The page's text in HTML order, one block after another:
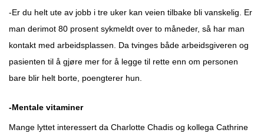
-Er du helt ute av jobb i tre uker kan veien tilbake bli vanskelig. Er
man derimot 80 prosent sykmeldt over to måneder, så har man
kontakt med arbeidsplassen. Da tvinges både arbeidsgiveren og
pasienten til å gjøre mer for å legge til rette enn om personen
bare blir helt borte, poengterer hun.
-Mentale vitaminer
Mange lyttet interessert da Charlotte Chadis og kollega Cathrine